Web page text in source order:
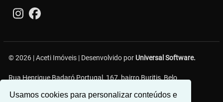
Usamos cookies para personalizar conteúdos e
© 2026 | Aceti Imóveis | Desenvolvido por Universal Software.
Rua Henrique Badaró Portugal, 167, bairro Buritis, Belo